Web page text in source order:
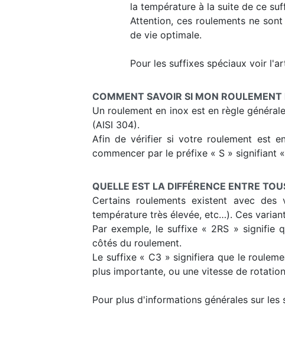
la température à la suite de ce
Attention, ces roulements ne
de vie optimale.
Pour les suffixes spéciaux voir
COMMENT SAVOIR SI MON ROULEMENT
Un roulement en inox est en règle
(AISI 304).
Afin de vérifier si votre roulement est
commencer par le préfixe « S » signifiant
QUELLE EST LA DIFFÉRENCE ENTRE
Certains roulements existent avec
température très élevée, etc…). Ces
Par exemple, le suffixe « 2RS » signifie
côtés du roulement.
Le suffixe « C3 » signifiera que le
plus importante, ou une vitesse de
Pour plus d'informations générales sur